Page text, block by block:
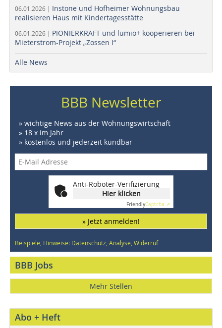
06.01.2026 | Instone und Hofheimer Wohnungsbau
realisieren Haus mit Kindertagesstätte
06.01.2026 | PIONIERKRAFT und lumio+ kooperieren bei
Mieterstrom-Projekt „Zossen I“
Alle News
BBB Newsletter
» wichtige News aus der Wohnungswirtschaft
» 18 x im Jahr
» kostenlos und jederzeit kündbar
Anti-Roboter-Verifizierung
Hier klicken
FriendlyCaptcha ⇗
» Jetzt anmelden!
Beispiele, Hinweise: Datenschutz, Analyse, Widerruf
BBB Jobs
Mehr Stellen
Abo + Heft